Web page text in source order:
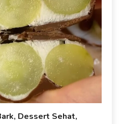
Dessert Sehat,